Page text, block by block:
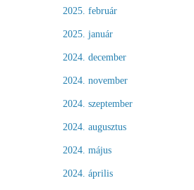
2025. február
2025. január
2024. december
2024. november
2024. szeptember
2024. augusztus
2024. május
2024. április